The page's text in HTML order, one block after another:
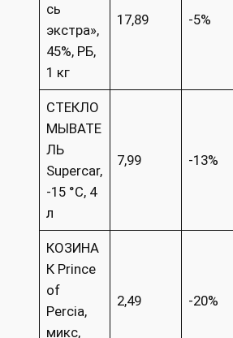
сь
экстра»,
45%, РБ,
1 кг
17,89 -5%
СТЕКЛО
МЫВАТЕ
ЛЬ
Supercar,
-15 °C, 4
л
7,99 -13%
КОЗИНА
К Prince
of
Percia,
микс,
2,49 -20%